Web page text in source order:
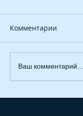
Комментарии
Ваш комментарий...